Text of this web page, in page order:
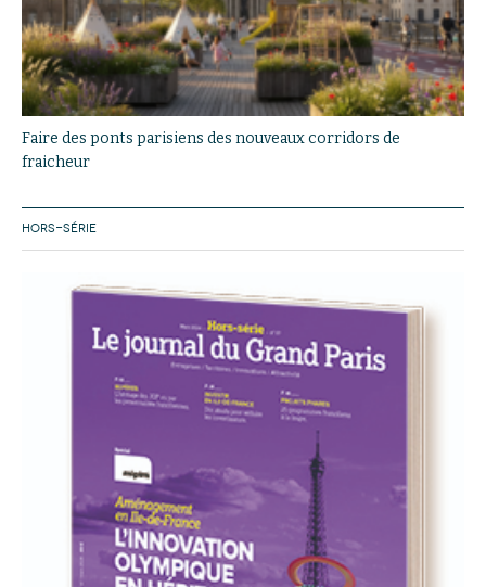
Faire des ponts parisiens des nouveaux corridors de
fraicheur
HORS-SÉRIE